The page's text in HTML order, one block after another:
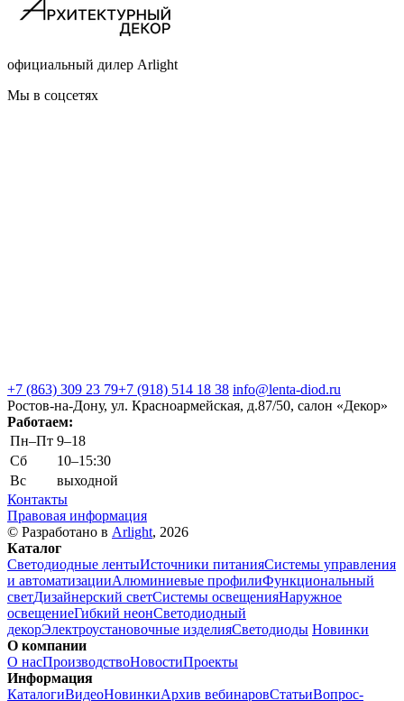
официальный дилер Arlight
Мы в соцсетях
+7 (863) 309 23 79+7 (918) 514 18 38 info@lenta-diod.ru
Ростов-на-Дону, ул. Красноармейская, д.87/50, салон «Декор»
Работаем:
Пн–Пт 9–18
Сб
10–15:30
Вс
выходной
Контакты
Правовая информация
© Разработано в Arlight, 2026
Каталог
Светодиодные лентыИсточники питанияСистемы управления
и автоматизацииАлюминиевые профилиФункциональный
светДизайнерский светСистемы освещенияНаружное
освещениеГибкий неонСветодиодный
декорЭлектроустановочные изделияСветодиоды Новинки
О компании
О насПроизводствоНовостиПроекты
Информация
КаталогиВидеоНовинкиАрхив вебинаровСтатьиВопрос-